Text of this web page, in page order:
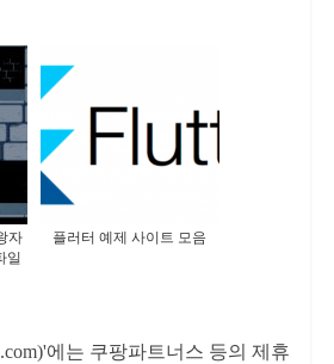
자
일
플러터 예제 사이트 모음
에는 쿠팡파트너스 등의 제휴